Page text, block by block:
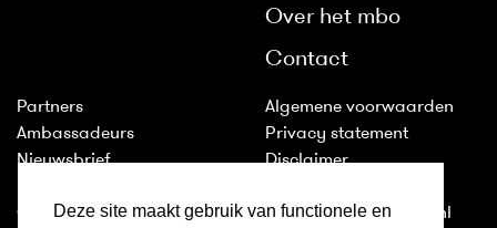
Deze site maakt gebruik van functionele en
Over het mbo
Contact
Partners
Ambassadeurs
Nieuwsbrief
Colofon
Algemene voorwaarden
Privacy statement
Disclaimer
2011-2026 © ditismbo.nl